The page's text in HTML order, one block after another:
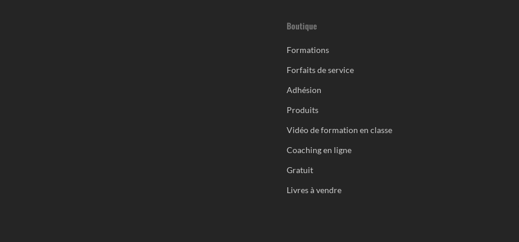
Boutique
Formations
Forfaits de service
Adhésion
Produits
Vidéo de formation en classe
Coaching en ligne
Gratuit
Livres à vendre